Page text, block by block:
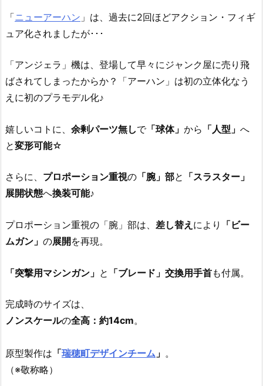
「ニューアーハン 」は、過去に2回ほどアクション・フィギ
ュア化されましたが･･･
「アンジェラ」機は、登場して早々にジャンク屋に売り飛
ばされてしまったからか？「アーハン」は初の立体化なう
えに初のプラモデル化♪
嬉しいコトに、 余剰パーツ無しで「球体」 から 「人型」 へ
と変形可能☆
さらに、 プロポーション重視の 「腕」部と 「スラスター」
展開状態へ換装可能♪
プロポーション重視の「腕」部は、 差し替え により
「ビー
ムガン」 の展開を再現。
「突撃用マシンガン」 と 「ブレード」交換用手首も付属。
完成時のサイズは、
ノンスケールの全高：約14cm。
原型製作は 「瑞穂町デザインチーム 」 。
（※敬称略）